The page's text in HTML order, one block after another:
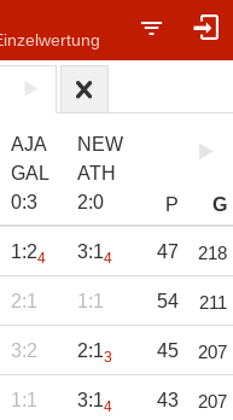
AJA
GAL
0:3
NEW
ATH
2:0 P G
1:24 3:14 47 218
2:1 1:1 54 211
3:2 2:13 45 207
1:1 3:14 43 207